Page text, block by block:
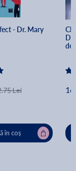
- Dr. Mary
Lei
în coș
de